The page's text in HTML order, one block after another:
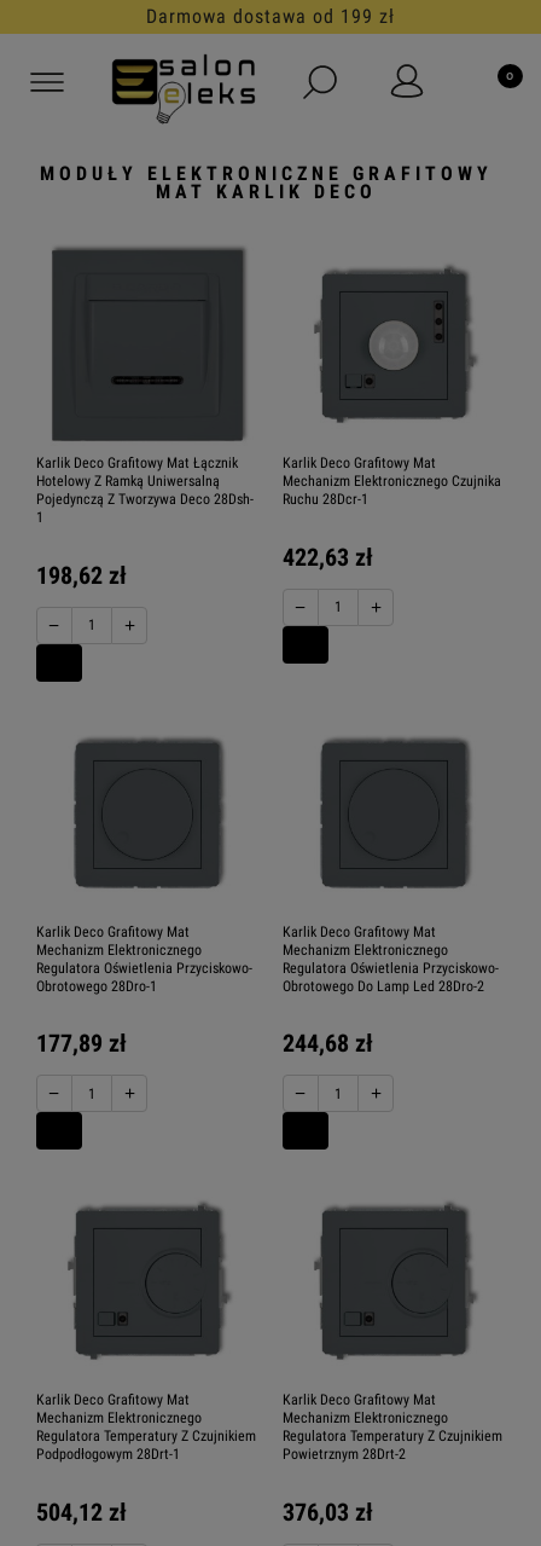
30 dni na darmowy zwrot
MODUŁY ELEKTRONICZNE GRAFITOWY
MAT KARLIK DECO
Karlik Deco Grafitowy Mat Łącznik
Hotelowy Z Ramką Uniwersalną
Pojedynczą Z Tworzywa Deco 28Dsh-
1
198,62 zł
− +
Karlik Deco Grafitowy Mat
Mechanizm Elektronicznego Czujnika
Ruchu 28Dcr-1
422,63 zł
− +
Karlik Deco Grafitowy Mat
Mechanizm Elektronicznego
Regulatora Oświetlenia Przyciskowo-
Obrotowego 28Dro-1
177,89 zł
− +
Karlik Deco Grafitowy Mat
Mechanizm Elektronicznego
Regulatora Oświetlenia Przyciskowo-
Obrotowego Do Lamp Led 28Dro-2
244,68 zł
− +
Karlik Deco Grafitowy Mat
Mechanizm Elektronicznego
Regulatora Temperatury Z Czujnikiem
Podpodłogowym 28Drt-1
504,12 zł
Karlik Deco Grafitowy Mat
Mechanizm Elektronicznego
Regulatora Temperatury Z Czujnikiem
Powietrznym 28Drt-2
376,03 zł